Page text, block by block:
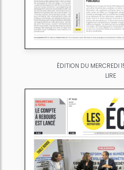
ÉDITION DU MERCREDI
LIRE